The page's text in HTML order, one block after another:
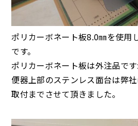
ポリカーボネート板8.0㎜を使用
です。
ポリカーボネート板は外注品で
便器上部のステンレス面台は弊
取付までさせて頂きました。